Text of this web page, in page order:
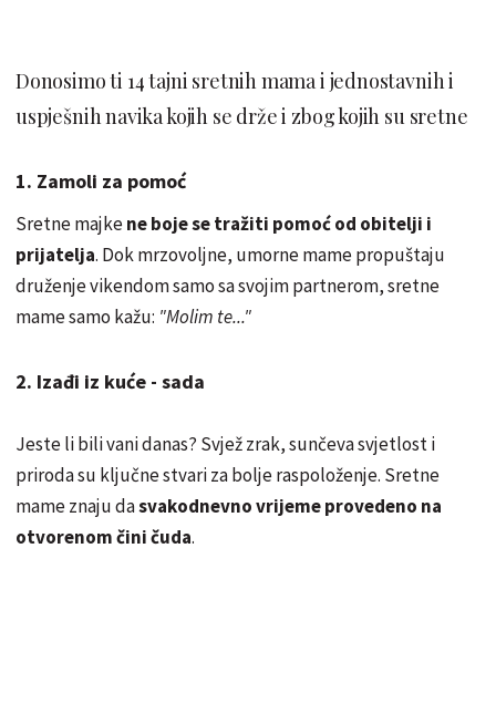
Donosimo ti 14 tajni sretnih mama i jednostavnih i
uspješnih navika kojih se drže i zbog kojih su sretne
1. Zamoli za pomoć
Sretne majkene boje se tražiti pomoć od obitelji i
prijatelja. Dok mrzovoljne, umorne mame propuštaju
druženje vikendom samo sa svojim partnerom, sretne
mame samo kažu: "Molim te..."
2. Izađi iz kuće - sada
Jeste li bili vani danas? Svjež zrak, sunčeva svjetlost i
priroda su ključne stvari za bolje raspoloženje. Sretne
mame znaju dasvakodnevno vrijeme provedeno na
otvorenom čini čuda.